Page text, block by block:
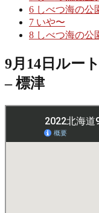
6 しべつ海の公
7 いや〜
8 しべつ海の公
9月14日ルー
– 標津